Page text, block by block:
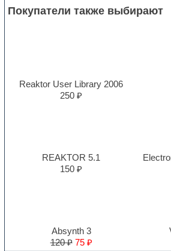
Покупатели также выбирают
Reaktor User Library 2006
250 ₽
REAKTOR 5.1
150 ₽
Absynth 3
120 ₽ 75 ₽